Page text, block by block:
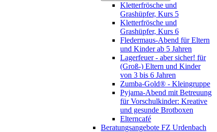
Kletterfrösche und
Grashüpfer, Kurs 5
Kletterfrösche und
Grashüpfer, Kurs 6
Fledermaus-Abend für Eltern
und Kinder ab 5 Jahren
Lagerfeuer - aber sicher! für
(Groß-) Eltern und Kinder
von 3 bis 6 Jahren
Zumba-Gold® - Kleingruppe
Pyjama-Abend mit Betreuung
für Vorschulkinder: Kreative
und gesunde Brotboxen
Elterncafé
Beratungsangebote FZ Urdenbach